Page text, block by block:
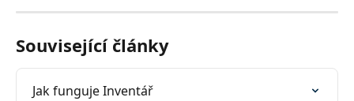
Související články
Jak funguje Inventář